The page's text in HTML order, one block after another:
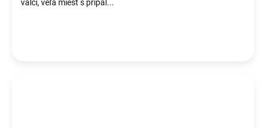
valci, veľa miest s pripál...